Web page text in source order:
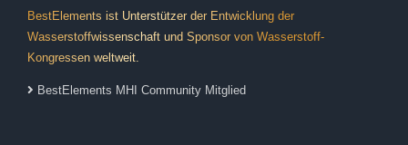
BestElements ist Unterstützer der Entwicklung der
Wasserstoffwissenschaft und Sponsor von Wasserstoff-
Kongressen weltweit.
BestElements MHI Community Mitglied